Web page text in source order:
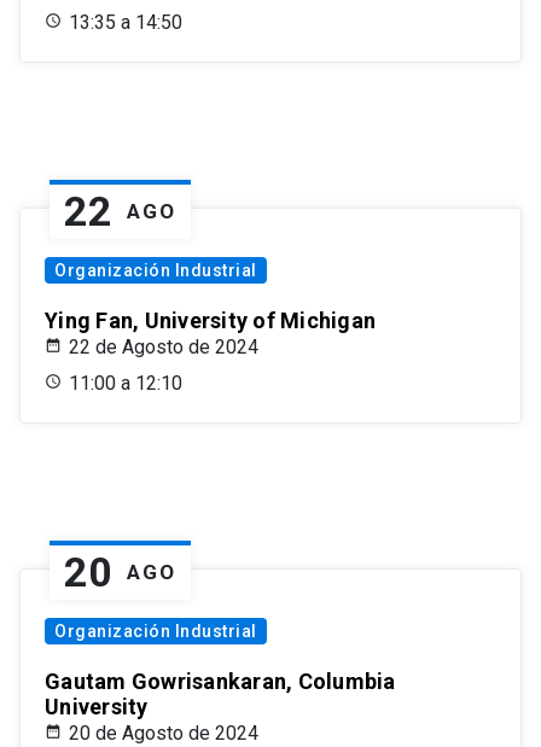
13:35 a 14:50
22 AGO
Organización Industrial
Ying Fan, University of Michigan
22 de Agosto de 2024
11:00 a 12:10
20 AGO
Organización Industrial
Gautam Gowrisankaran, Columbia
University
20 de Agosto de 2024